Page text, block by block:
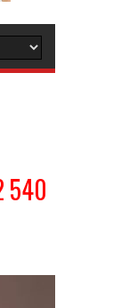
540